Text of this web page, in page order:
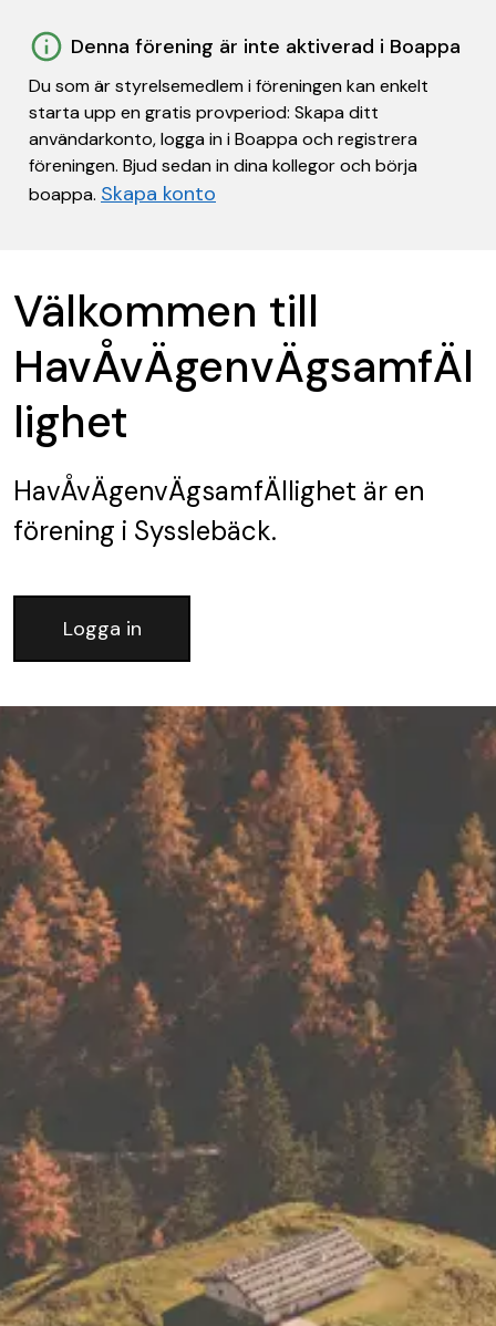
Denna förening är inte aktiverad i Boappa
Du som är styrelsemedlem i föreningen kan enkelt
starta upp en gratis provperiod: Skapa ditt
användarkonto, logga in i Boappa och registrera
föreningen. Bjud sedan in dina kollegor och börja
boappa. Skapa konto
Välkommen till
HavÅvÄgenvÄgsamfÄl
lighet
HavÅvÄgenvÄgsamfÄllighet är en
förening i Sysslebäck.
Logga in